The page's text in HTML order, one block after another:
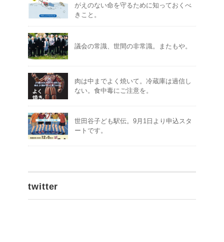
がえのない命を守るために知っておくべ
きこと。
議会の常識、世間の非常識。またもや。
肉は中までよく焼いて。冷蔵庫は過信し
ない。食中毒にご注意を。
世田谷子ども駅伝。9月1日より申込スタ
ートです。
twitter